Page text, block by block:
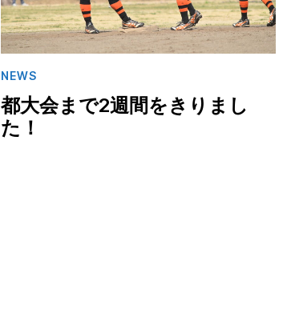
NEWS
都大会まで2週間をきりまし
た！